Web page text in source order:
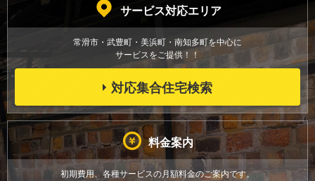
毎週月～土曜7：30～、毎週土・日曜20：45～ 他
知多半島内３つのケーブルテレビが共同制作！授業の様子から部活動、イ
ベントまで今まで知らなかった高校生活が良く分かる学校紹介番組。
サービス対応エリア
常滑市・武豊町・美浜町・南知多町を中心に
サービスをご提供！！
対応集合住宅検索
料金案内
初期費用、各種サービスの月額料金のご案内です。